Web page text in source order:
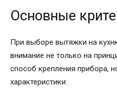
Основные
При выборе вытяжки на
внимание не только на
способ крепления прибора,
характеристики: